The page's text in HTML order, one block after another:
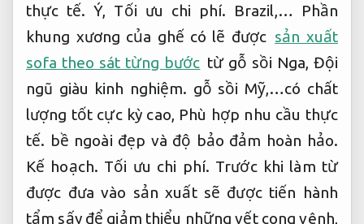
thực tế. Ý, Tối ưu chi phí. Brazil,… Phần
khung xương của ghế có lẽ được sản xuất
sofa theo sát từng bước từ gỗ sồi Nga, Đội
ngũ giàu kinh nghiệm. gỗ sồi Mỹ,…có chất
lượng tốt cực kỳ cao, Phù hợp nhu cầu thực
tế. bề ngoài đẹp và độ bảo đảm hoàn hảo.
Kế hoạch. Tối ưu chi phí. Trước khi làm từ
được đưa vào sản xuất sẽ được tiến hành
tẩm sấy để giảm thiểu những vết cong vênh,